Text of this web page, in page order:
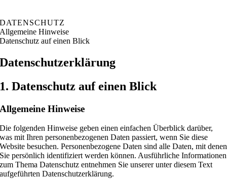
DATENSCHUTZ
Allgemeine Hinweise
Datenschutz auf einen Blick
Datenschutz­erklärung
1. Datenschutz auf einen Blick
Allgemeine Hinweise
Die folgenden Hinweise geben einen einfachen Überblick darüber,
was mit Ihren personenbezogenen Daten passiert, wenn Sie diese
Website besuchen. Personenbezogene Daten sind alle Daten, mit denen
Sie persönlich identifiziert werden können. Ausführliche Informationen
zum Thema Datenschutz entnehmen Sie unserer unter diesem Text
aufgeführten Datenschutzerklärung.